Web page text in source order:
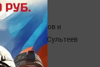
Шигабутдинов и
Рустем Сультеев